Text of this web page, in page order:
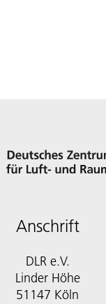
Anschrift
DLR e.V.
Linder Höhe
51147 Köln